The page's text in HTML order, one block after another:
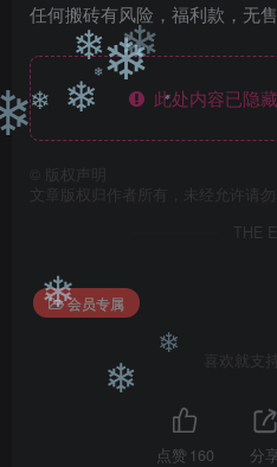
任何搬砖有风险，福利款，无
此处内容已隐
版权声明
文章版权归作者所有，未经允许请勿
THE
会员专属
喜欢就支
点赞 160 分
❄
❄
❄
❄
❄
❄
❄
❄